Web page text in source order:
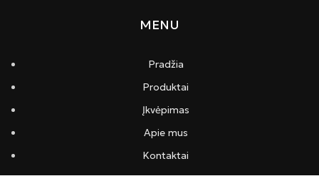
MENU
Pradžia
Produktai
Įkvėpimas
Apie mus
Kontaktai